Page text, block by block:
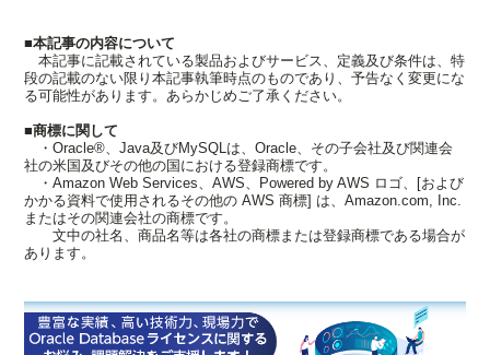
■本記事の内容について
本記事に記載されている製品およびサービス、定義及び条件は、特
段の記載のない限り本記事執筆時点のものであり、予告なく変更にな
る可能性があります。あらかじめご了承ください。
■商標に関して
・Oracle®、Java及びMySQLは、Oracle、その子会社及び関連会
社の米国及びその他の国における登録商標です。
・Amazon Web Services、AWS、Powered by AWS ロゴ、[および
かかる資料で使用されるその他の AWS 商標] は、Amazon.com, Inc.
またはその関連会社の商標です。
文中の社名、商品名等は各社の商標または登録商標である場合が
あります。